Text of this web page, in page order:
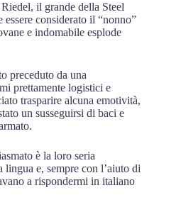
il grande della Steel
considerato il “nonno”
e indomabile esplode
preceduto da una
prettamente logistici e
trasparire alcuna emotività,
un susseguirsi di baci e
è la loro seria
e, sempre con l’aiuto di
a rispondermi in italiano